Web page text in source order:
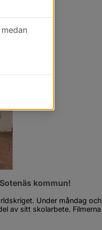
kommun!
Under måndag och
av sitt skolarbete. Filmerna